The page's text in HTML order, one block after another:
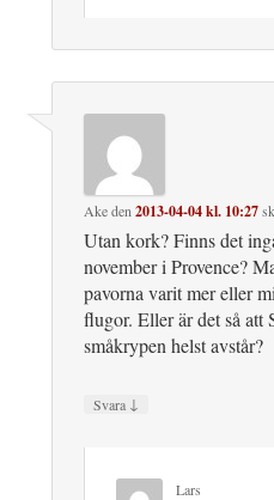
Akeden 2013-04-04 kl. 10:27
Utan kork? Finns det
november i Provence?
pavorna varit mer eller
flugor. Eller är det så att
småkrypen helst avstår?
Svara ↓
Lars